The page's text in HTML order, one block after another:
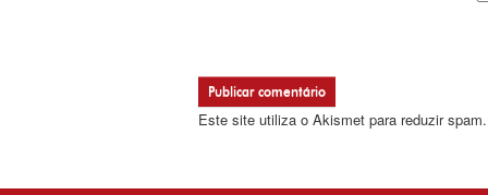
Este site utiliza o Akismet para reduzir spam.